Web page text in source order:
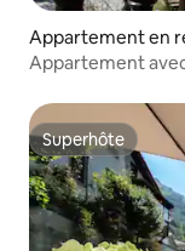
Appartement en
Appartement
Superhôte
Superhôte